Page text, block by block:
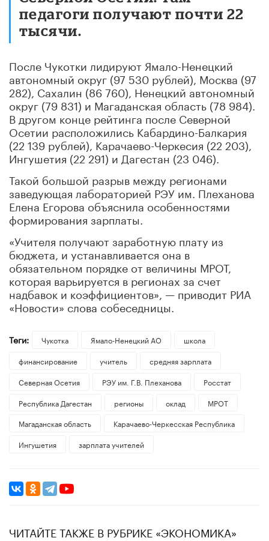
педагоги получают почти 22
тысячи.
После Чукотки лидируют Ямало-Ненецкий
автономный округ (97 530 рублей), Москва (97
282), Сахалин (86 760), Ненецкий автономный
округ (79 831) и Магаданская область (78 984).
В другом конце рейтинга после Северной
Осетии расположились Кабардино-Балкария
(22 139 рублей), Карачаево-Черкесия (22 203),
Ингушетия (22 291) и Дагестан (23 046).
Такой большой разрыв между регионами
заведующая лабораторией РЭУ им. Плеханова
Елена Егорова объяснила особенностями
формирования зарплаты.
«Учителя получают заработную плату из
бюджета, и устанавливается она в
обязательном порядке от величины МРОТ,
которая варьируется в регионах за счет
надбавок и коэффициентов», — приводит РИА
«Новости» слова собеседницы.
Теги: Чукотка Ямало-Ненецкий АО
школа
финансирование
учитель
средняя зарплата
Северная Осетия
РЭУ им. Г.В. Плеханова
Росстат
Республика Дагестан
регионы оклад
МРОТ
Магаданская область
Карачаево-Черкесская Республика
Ингушетия
зарплата учителей
ЧИТАЙТЕ ТАКЖЕ В РУБРИКЕ «ЭКОНОМИКА»